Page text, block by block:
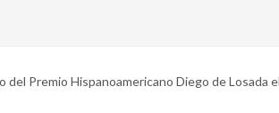
Premio Hispanoamericano Diego de Losada